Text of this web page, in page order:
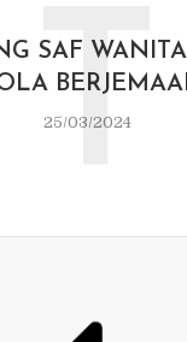
SAF
25/03/2024
T